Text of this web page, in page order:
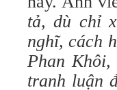
tả, dù chỉ
nghĩ, cách
Phan
tranh luận